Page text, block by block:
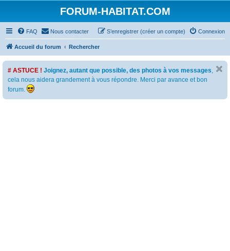
FORUM-HABITAT.COM
FAQ Nous contacter Connexion
S’enregistrer (créer un compte)
Accueil du forum Rechercher
# ASTUCE ! Joignez, autant que possible, des photos à vos messages,
cela nous aidera grandement à vous répondre. Merci par avance et bon
forum.